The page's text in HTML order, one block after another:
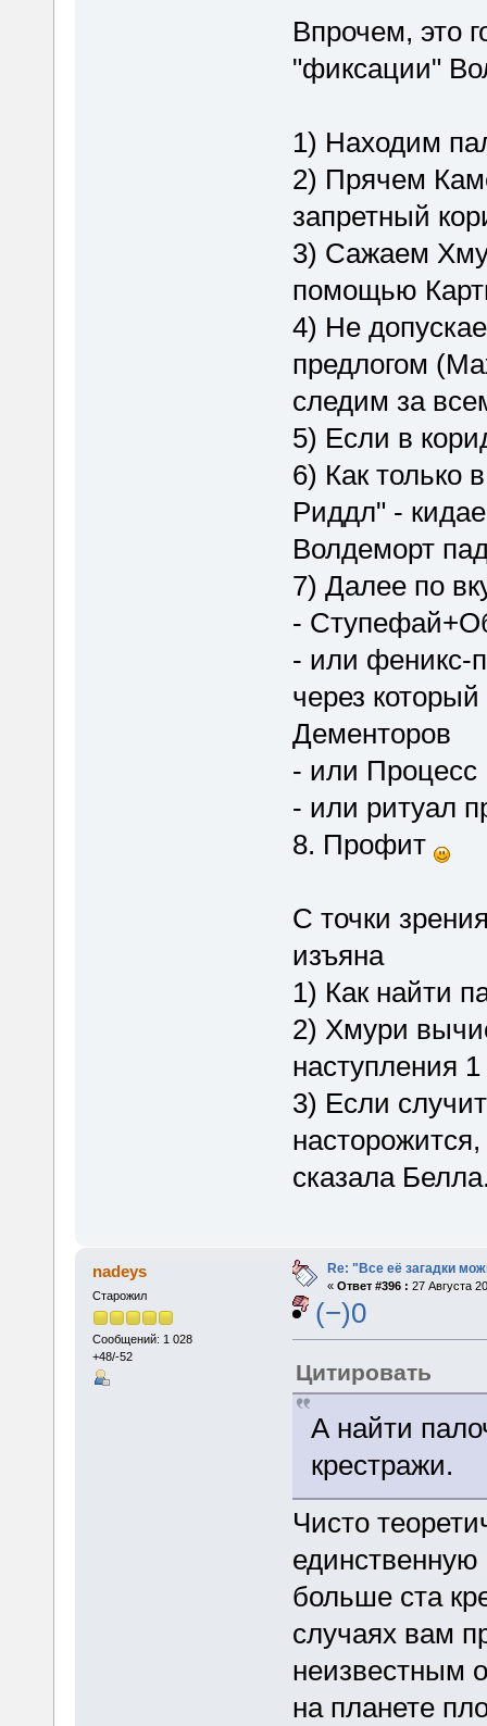
Впрочем, это
"фиксации"
1) Находим
2) Прячем
запретный
3) Сажаем
помощью
4) Не
предлогом
следим за
5) Если в
6) Как только
Риддл" -
Волдеморт
7) Далее по
-
- или феникс-
через
Дементоров
- или Процесс
- или ритуал
8. Профит
С точки
изъяна
1) Как найти
2) Хмури
наступления
3) Если
сказала
nadeys
Старожил
Сообщений: 1 028
+48/-52
Re: "Все её загадки
« Ответ #396 : 27 Августа
(−)0
Цитировать
А найти
крестражи.
Чисто
единственную
больше ста
случаях вам
неизвестным
на планете